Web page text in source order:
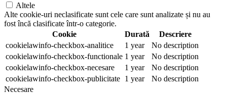
Altele
Alte cookie-uri neclasificate sunt cele care sunt analizate și nu au
fost încă clasificate într-o categorie.
Cookie
Durată
Descriere
cookielawinfo-checkbox-analitice
1 year
No description
cookielawinfo-checkbox-functionale 1 year
No description
cookielawinfo-checkbox-necesare
1 year
No description
cookielawinfo-checkbox-publicitate 1 year
No description
Necesare